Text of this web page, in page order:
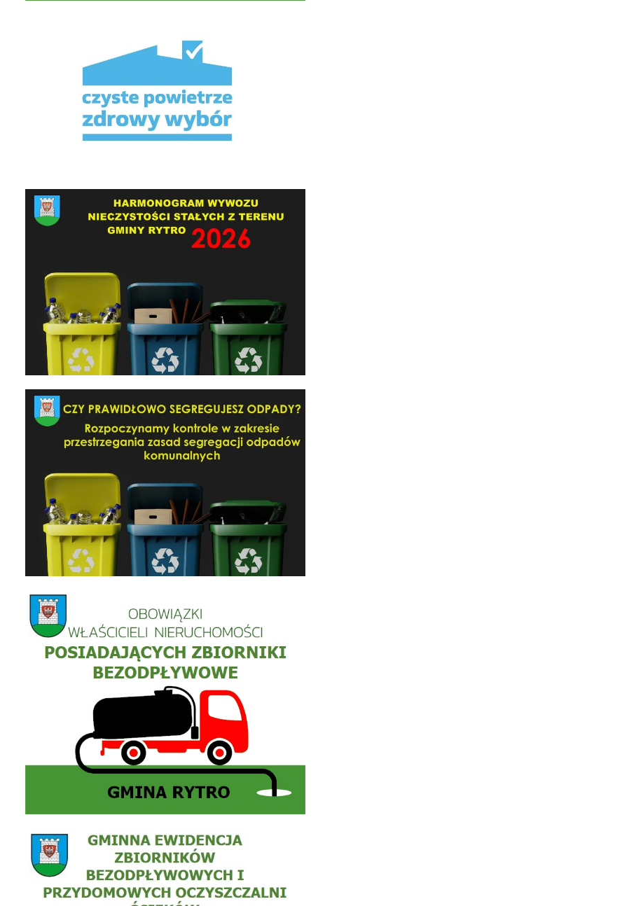
HARMONOGRAM WYWOZU NIECZYSTOŚCI STAŁYCH Z TERENU GMINY RYTRO W 2026 ROKU
Czy prawidłowo segregujesz odpady?
Informacja szamba
Zgłoszenie do ewidencji zbiornika bezodpływowego nieczystości płynnych (szamb) lub przydomowej oczyszczalni ścieków